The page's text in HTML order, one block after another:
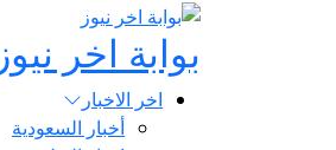
بوابة اخر نيوز
اخر الاخبار
أخبار السعودية